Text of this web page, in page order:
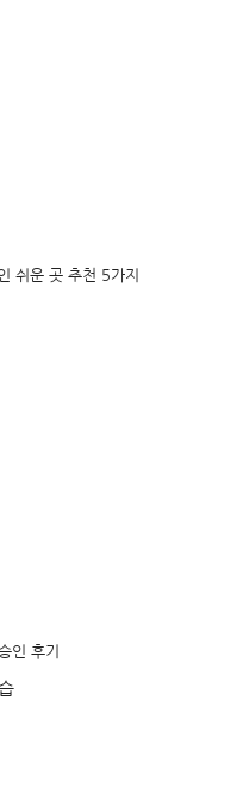
쉬운 곳 추천 5가지
인 후기